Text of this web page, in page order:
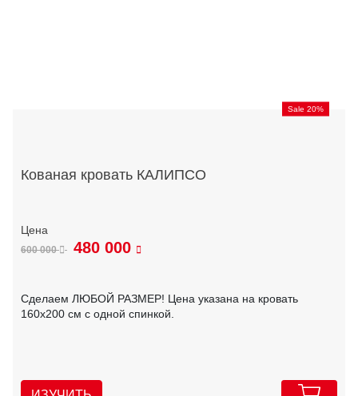
Sale 20%
Кованая кровать КАЛИПСО
600 000 480 000
Сделаем ЛЮБОЙ РАЗМЕР! Цена указана на кровать
160х200 см с одной спинкой.